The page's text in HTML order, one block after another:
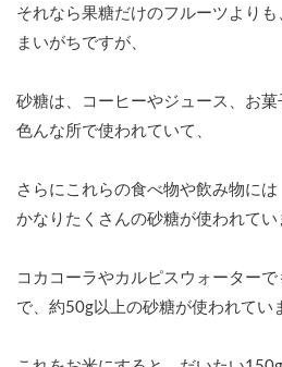
それなら果糖だけのフルーツより
まいがちですが、
砂糖は、コーヒーやジュース、お
色んな所で使われていて、
さらにこれらの食べ物や飲み物には
かなりたくさんの砂糖が使われてい
コカコーラやカルピスウォーター
で、約50g以上の砂糖が使われてい